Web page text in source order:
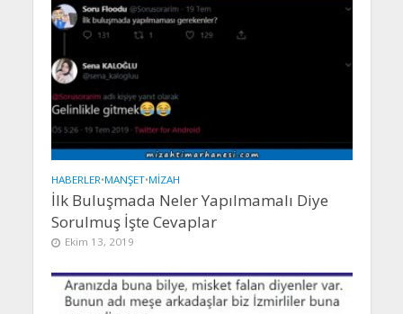
HABERLER•MANŞET•MIZAH
İlk Buluşmada Neler Yapılmamalı Diye
Sorulmuş İşte Cevaplar
Ekim 13, 2019